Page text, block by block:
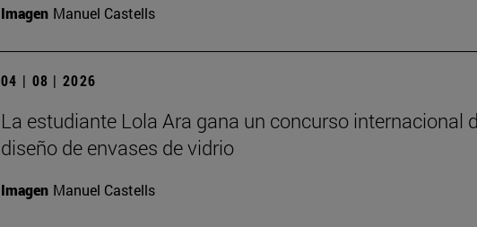
Imagen Manuel Castells
04 | 08 | 2026
La estudiante Lola Ara gana un concurso internacional
diseño de envases de vidrio
Imagen Manuel Castells